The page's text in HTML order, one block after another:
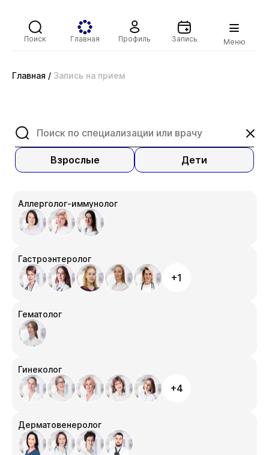
Поиск Главная Профиль Запись Меню
Главная / Запись на прием
Взрослые Дети
Аллерголог-иммунолог
Гастроэнтеролог
+1
Гематолог
Гинеколог
+4
Дерматовенеролог